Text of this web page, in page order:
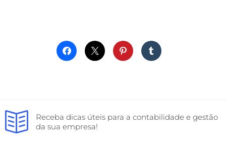
Receba dicas úteis para a contabilidade e gestão
da sua empresa!